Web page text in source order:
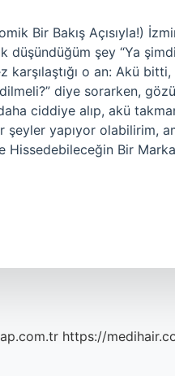
Bir Bakış Açısıyla!)
şey “Ya
karşılaştığı o an: Akü
diye sorarken,
ciddiye alıp, akü
yapıyor olabilirim,
Hissedebileceğin Bir
https://